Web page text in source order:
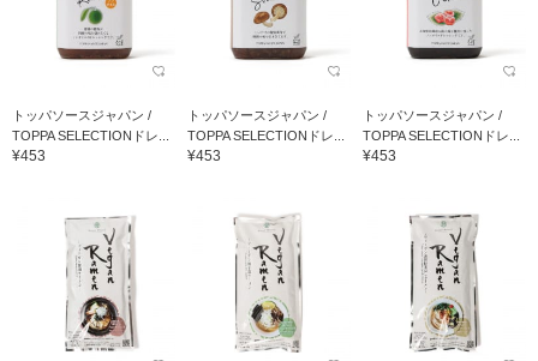
トッパソースジャパン /
TOPPA SELECTIONドレ...
¥453
トッパソースジャパン /
TOPPA SELECTIONドレ...
¥453
トッパソースジャパン /
TOPPA SELECTIONドレ...
¥453